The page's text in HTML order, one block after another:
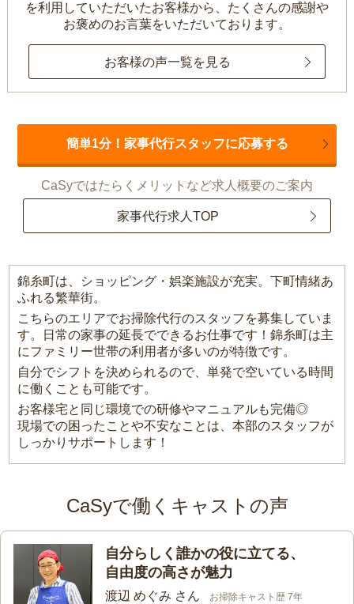
を利用していただいたお客様から、 たくさんの感謝や
お褒めのお言葉をいただいております。
お客様の声一覧を見る
簡単1分！家事代行スタッフに応募する
CaSyではたらくメリットなど求人概要のご案内
家事代行求人TOP
錦糸町は、ショッピング・娯楽施設が充実。下町情緒あ
ふれる繁華街。
こちらのエリアでお掃除代行のスタッフを募集していま
す。日常の家事の延長でできるお仕事です！錦糸町は主
にファミリー世帯の利用者が多いのが特徴です。
自分でシフトを決められるので、単発で空いている時間
に働くことも可能です。
お客様宅と同じ環境での研修やマニュアルも完備◎
現場での困ったことや不安なことは、本部のスタッフが
しっかりサポートします！
CaSyで働くキャストの声
自分らしく誰かの役に立てる、
自由度の高さが魅力
渡辺 めぐみ さん お掃除キャスト歴 7年